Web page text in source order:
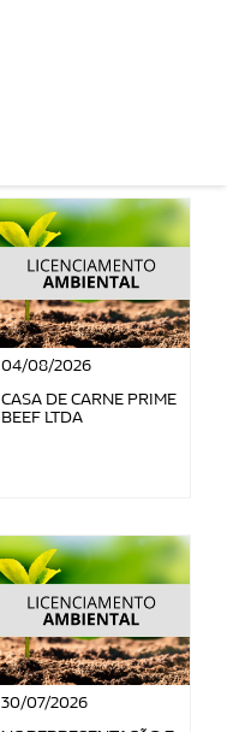
04/08/2026
CASA DE CARNE PRIME
BEEF LTDA
30/07/2026